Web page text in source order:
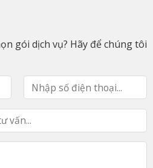
gói dịch vụ? Hãy để chúng tôi